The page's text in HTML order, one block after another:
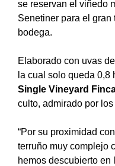
se reservan el viñedo
Senetiner para el gran
bodega.
Elaborado con uvas
la cual solo queda 0,8
Single Vineyard
culto, admirado por
“Por su proximidad
terruño muy complejo
hemos descubierto en